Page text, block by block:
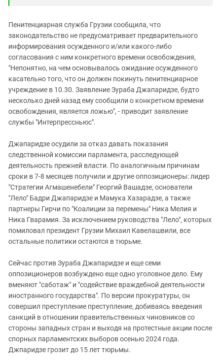
Пенитенциарная служба Грузии сообщила, что
законодательство не предусматривает предварительного
информирования осужденного и/или какого-либо
согласования с ним конкретного времени освобождения,
"Непонятно, на чем основывалось ожидание осужденного
касательно того, что он должен покинуть пенитенциарное
учреждение в 10.30. Заявление Зураба Джапаридзе, будто
несколько дней назад ему сообщили о конкретном времени
освобождения, является ложью", - приводит заявление
службы "Интерпрессньюс".
Джапаридзе осудили за отказ давать показания
следственной комиссии парламента, расследующей
деятельность прежней власти. По аналогичным причинам
сроки в 7-8 месяцев получили и другие оппозиционеры: лидер
"Стратегии Агмашенебели" Георгий Вашадзе, основатели
"Лело" Бадри Джапаридзе и Мамука Хазарадзе, а также
партнеры Гирчи по "Коалиции за перемены" Ника Мелия и
Ника Гварамия. За исключением руководства "Лело", которых
помиловал президент Грузии Михаил Кавелашвили, все
остальные политики остаются в тюрьме.
Сейчас против Зураба Джапаридзе и еще семи
оппозиционеров возбуждено еще одно уголовное дело. Ему
вменяют "саботаж" и "содействие враждебной деятельности
иностранного государства". По версии прокуратуры, он
совершил преступление преступление, добиваясь введения
санкций в отношении правительственных чиновников со
стороны западных стран и выходя на протестные акции после
спорных парламентских выборов осенью 2024 года.
Джпаридзе грозит до 15 лет тюрьмы.